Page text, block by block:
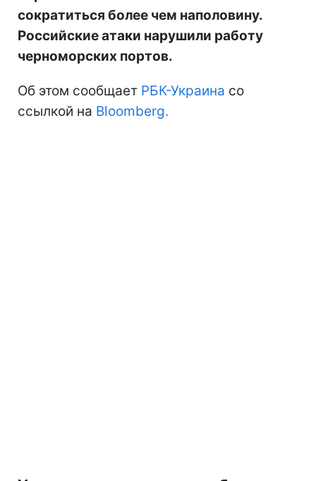
сократиться более чем наполовину.
Российские атаки нарушили работу
черноморских портов.
Об этом сообщает РБК-Украина со
ссылкой на Bloomberg.